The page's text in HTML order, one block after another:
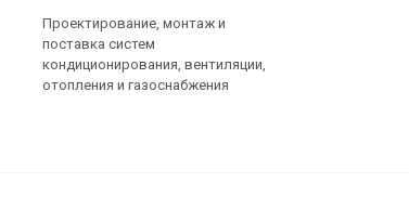
Проектирование, монтаж и
поставка систем
кондиционирования, вентиляции,
отопления и газоснабжения